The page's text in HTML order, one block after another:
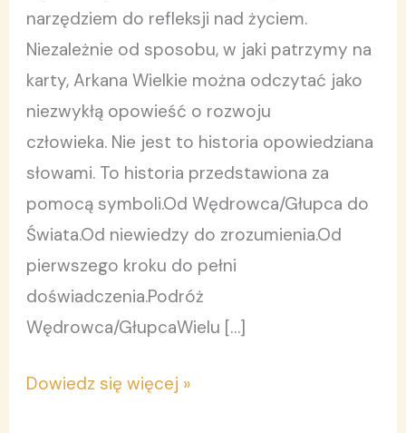
narzędziem do refleksji nad życiem.
Niezależnie od sposobu, w jaki patrzymy na
karty, Arkana Wielkie można odczytać jako
niezwykłą opowieść o rozwoju
człowieka. Nie jest to historia opowiedziana
słowami. To historia przedstawiona za
pomocą symboli.Od Wędrowca/Głupca do
Świata.Od niewiedzy do zrozumienia.Od
pierwszego kroku do pełni
doświadczenia.Podróż
Wędrowca/GłupcaWielu […]
Dowiedz się więcej »